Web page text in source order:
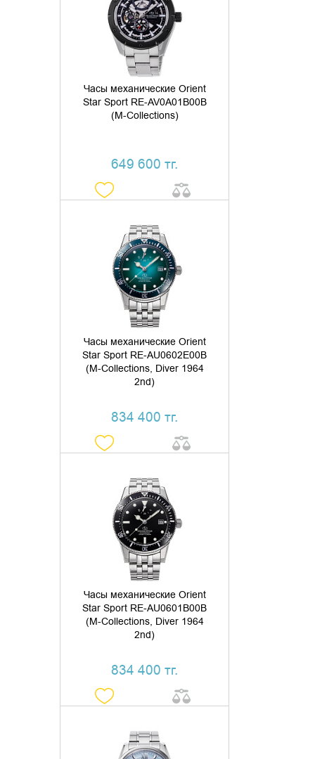
Часы механические Orient
Star Sport RE-AV0A01B00B
(M-Collections)
649 600 тг.
КУПИТЬ В 1 КЛИК
Часы механические Orient
Star Sport RE-AU0602E00B
(M-Collections, Diver 1964
2nd)
834 400 тг.
ДОБАВИТЬ В КОРЗИНУ
КУПИТЬ В 1 КЛИК
Часы механические Orient
Star Sport RE-AU0601B00B
(M-Collections, Diver 1964
2nd)
834 400 тг.
ДОБАВИТЬ В КОРЗИНУ
КУПИТЬ В 1 КЛИК
УТОЧНИТЬ НАЛИЧИЕ